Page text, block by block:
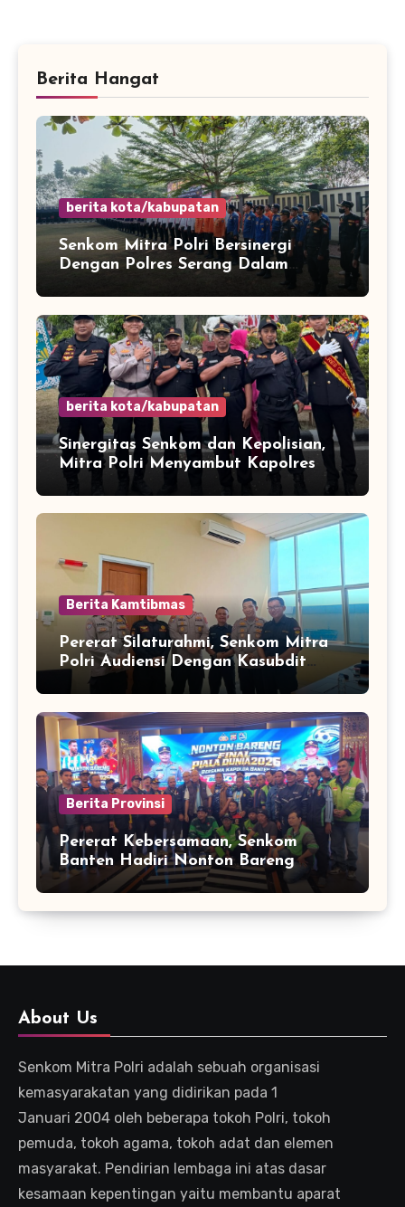
Berita Hangat
berita kota/kabupatan
Senkom Mitra Polri Bersinergi
Dengan Polres Serang Dalam
Rangka Apel Kesiapsiagaan Potensi
berita kota/kabupatan
Sinergitas Senkom dan Kepolisian,
Mitra Polri Menyambut Kapolres
Kota Cilegon Yang Baru
Berita Kamtibmas
Pererat Silaturahmi, Senkom Mitra
Polri Audiensi Dengan Kasubdit
Bhabinkamtibmas Polda Banten
Berita Provinsi
Pererat Kebersamaan, Senkom
Banten Hadiri Nonton Bareng
Kapolda Final Piala Dunia 2026
About Us
Senkom Mitra Polri adalah sebuah organisasi
kemasyarakatan yang didirikan pada 1
Januari 2004 oleh beberapa tokoh Polri, tokoh
pemuda, tokoh agama, tokoh adat dan elemen
masyarakat. Pendirian lembaga ini atas dasar
kesamaan kepentingan yaitu membantu aparat